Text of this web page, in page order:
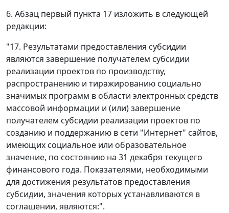
6. Абзац первый пункта 17 изложить в следующей
редакции:
"17. Результатами предоставления субсидии
являются завершение получателем субсидии
реализации проектов по производству,
распространению и тиражированию социально
значимых программ в области электронных средств
массовой информации и (или) завершение
получателем субсидии реализации проектов по
созданию и поддержанию в сети "Интернет" сайтов,
имеющих социальное или образовательное
значение, по состоянию на 31 декабря текущего
финансового года. Показателями, необходимыми
для достижения результатов предоставления
субсидии, значения которых устанавливаются в
соглашении, являются:".